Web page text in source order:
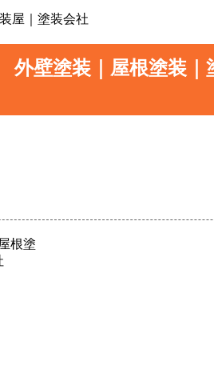
屋｜塗装会社
外壁塗装｜屋根塗装｜